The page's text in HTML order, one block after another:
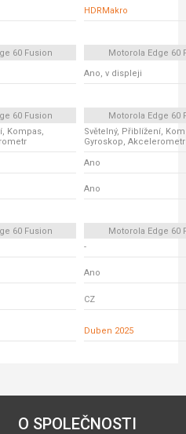
HDRMakro
60 Fusion
Motorola Edge 60
Ano, v displeji
60 Fusion
Motorola Edge 60
Kompas,
Světelný, Přiblížení,
Gyroskop, Akcelerometr
Ano
Ano
60 Fusion
Motorola Edge 60
-
Ano
CZ
Duben 2025
O SPOLEČNOSTI